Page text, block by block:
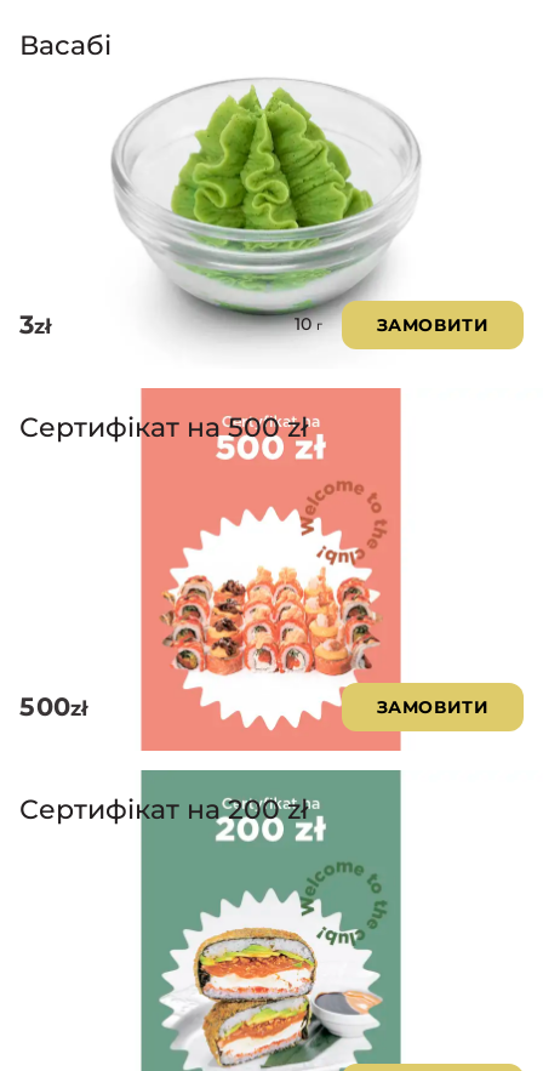
Васабі
3zł 10г ЗАМОВИТИ
Сертифікат на 500 zł
500zł ЗАМОВИТИ
Сертифікат на 200 zł